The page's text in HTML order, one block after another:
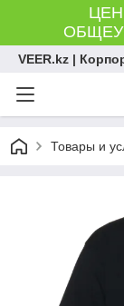
VEER.kz |
Товары и